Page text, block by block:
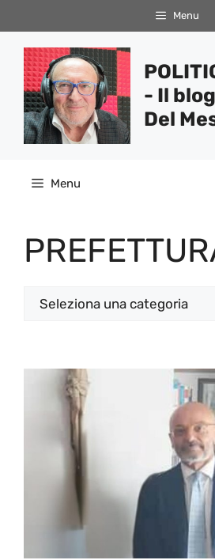
al
contenuto
Menu
- Il
Del
Menu
Categorie